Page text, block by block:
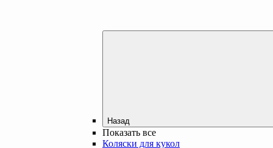
Назад
Показать все
Коляски для кукол